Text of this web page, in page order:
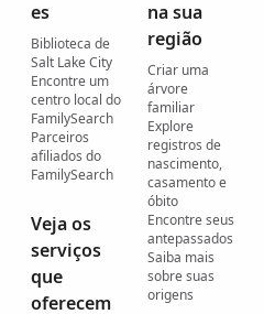
es
Biblioteca de
Salt Lake City
Encontre um
centro local do
FamilySearch
Parceiros
afiliados do
FamilySearch
Veja os
serviços
que
oferecem
na sua
região
Criar uma
árvore
familiar
Explore
registros de
nascimento,
casamento e
óbito
Encontre seus
antepassados
Saiba mais
sobre suas
origens